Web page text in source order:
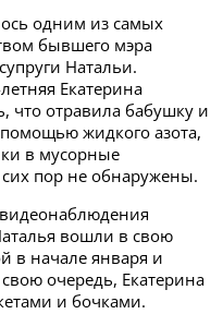
одним из самых
бывшего мэра
Натальи.
Екатерина
что отравила бабушку и
жидкого азота,
в мусорные
пор не обнаружены.
вошли в свою
в начале января и
очередь, Екатерина
и бочками.